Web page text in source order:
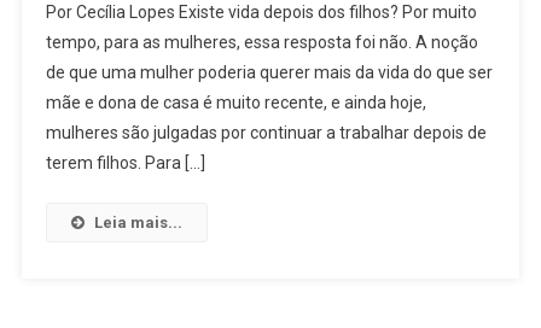
Importância
Da
Maternidade
Sáfica
Nas
Séries
Por Cecília Lopes Existe vida depois dos filhos? Por muito
tempo, para as mulheres, essa resposta foi não. A noção
de que uma mulher poderia querer mais da vida do que ser
mãe e dona de casa é muito recente, e ainda hoje,
mulheres são julgadas por continuar a trabalhar depois de
terem filhos. Para […]
Leia mais...